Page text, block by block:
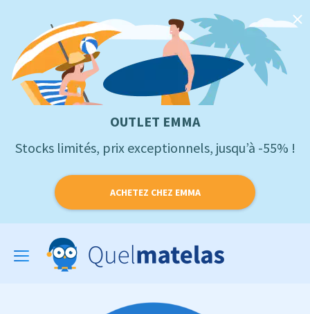
OUTLET EMMA
Stocks limités, prix exceptionnels, jusqu’à -55% !
ACHETEZ CHEZ EMMA
Toggle
navigation